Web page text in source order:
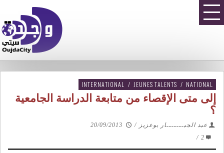
INTERNATIONAL / JEUNES TALENTS / NATIONAL
إلى متى الإقصاء من متابعة الدراسة الجامعية
؟
عبد الجبـــــــار بوعزيز /
20/09/2013
2
/